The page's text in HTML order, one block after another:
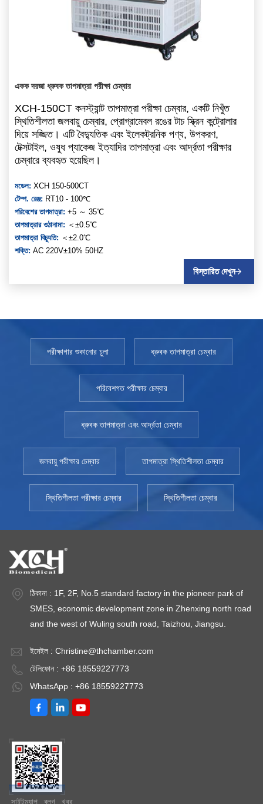
একক দরজা ধ্রুবক তাপমাত্রা পরীক্ষা চেম্বার
XCH-150CT কনস্ট্যান্ট তাপমাত্রা পরীক্ষা চেম্বার, একটি নিখুঁত
স্থিতিশীলতা জলবায়ু চেম্বার, প্রোগ্রামেবল রঙের টাচ স্ক্রিন কন্ট্রোলার
দিয়ে সজ্জিত। এটি বৈদ্যুতিক এবং ইলেকট্রনিক পণ্য, উপকরণ,
টেক্সটাইল, ওষুধ প্যাকেজ ইত্যাদির তাপমাত্রা এবং আর্দ্রতা পরীক্ষার
চেম্বারে ব্যবহৃত হয়েছিল।
মডেল: XCH 150-500CT
টেম্প. রেঞ্জ: RT10 - 100℃
পরিবেশের তাপমাত্রা: +5 ～ 35℃
তাপমাত্রার ওঠানামা: ＜±0.5℃
তাপমাত্রা বিচ্যুতি: ＜±2.0℃
শক্তি: AC 220V±10% 50HZ
বিস্তারিত দেখুন
পরীক্ষাগার শুকানোর চুলা ধ্রুবক তাপমাত্রা চেম্বার
পরিবেশগত পরীক্ষার চেম্বার
ধ্রুবক তাপমাত্রা এবং আর্দ্রতা চেম্বার
জলবায়ু পরীক্ষার চেম্বার তাপমাত্রা স্থিতিশীলতা চেম্বার
স্থিতিশীলতা পরীক্ষার চেম্বার স্থিতিশীলতা চেম্বার
ঠিকানা : 1F, 2F, No.5 standard factory in the pioneer park of
SMES, economic development zone in Zhenxing north road
and the west of Wuling south road, Taizhou, Jiangsu.
ইমেইল : Christine@thchamber.com
টেলিফোন : +86 18559227773
WhatsApp : +86 18559227773
সাইটম্যাপ ব্লগ খবর